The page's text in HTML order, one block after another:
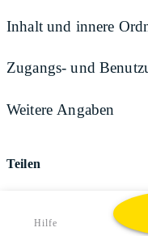
Inhalt und innere
Zugangs- und
Weitere Angaben
Teilen
Hilfe